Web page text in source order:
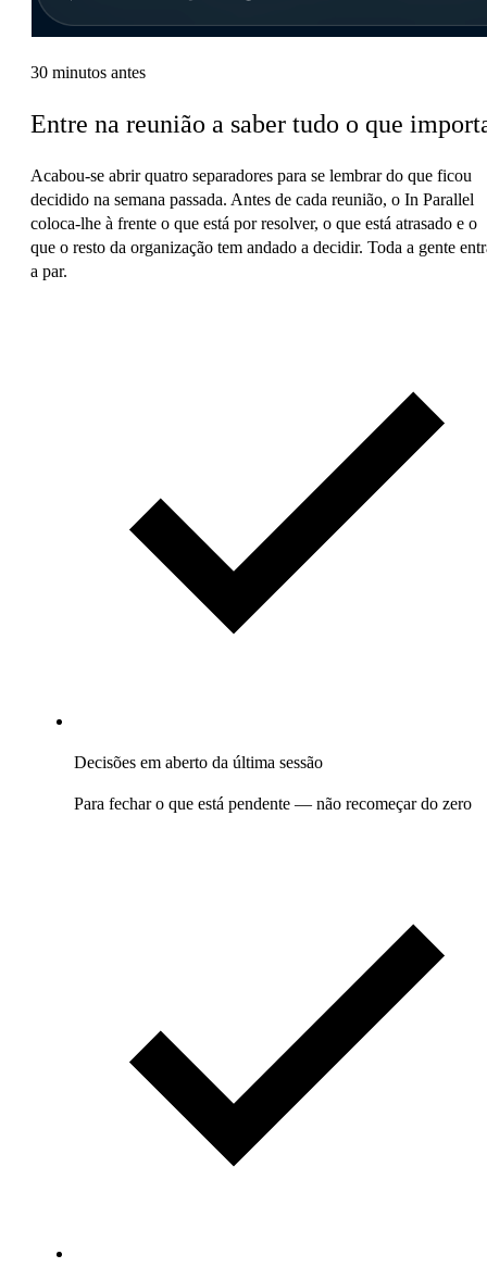
30 minutos antes
Entre na reunião a saber tudo o que
Acabou-se abrir quatro separadores para se lembrar do que ficou
decidido na semana passada. Antes de cada reunião, o In Parallel
coloca-lhe à frente o que está por resolver, o que está atrasado e o
que o resto da organização tem andado a decidir. Toda a gente
a par.
Decisões em aberto da última sessão
Para fechar o que está pendente — não recomeçar do zero